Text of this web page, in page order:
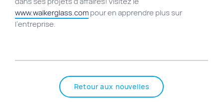
www.walkerglass.com pour en apprendre plus sur
l’entreprise.
Retour aux nouvelles